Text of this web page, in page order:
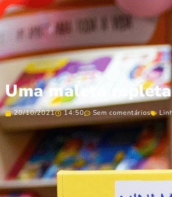
Uma maleta
20/10/2021 14:50 Sem comentários